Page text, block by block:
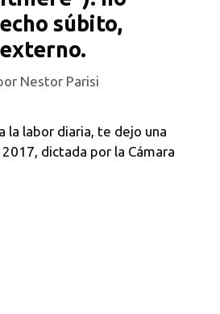
súbito,
Nestor Parisi
la labor diaria, te dejo una
dictada por la Cámara